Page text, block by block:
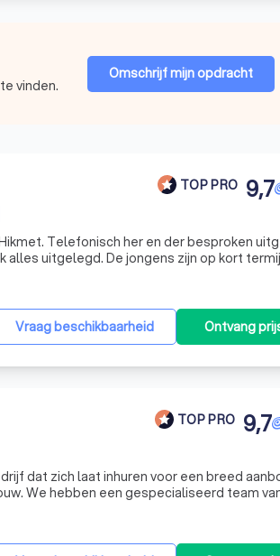
vinden.
Omschrijf mijn opdracht
TOP PRO 9,7
Telefonisch her en der besproken
alles uitgelegd. De jongens zijn op kort
Dankjewel mannen.
Vraag beschikbaarheid Ontvang
TOP PRO 9,7
dat zich laat inhuren voor een breed
We hebben een gespecialiseerd team
vloerenleggers en allrounders die